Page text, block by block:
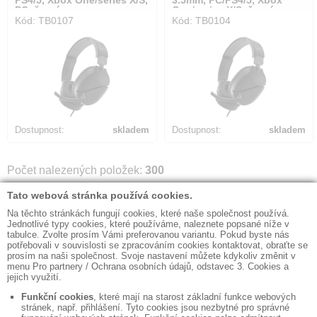
PC, černá
Kód: TB0107
Dostupnost: skladem
One/series X/S, černá
Kód: TB0104
Dostupnost: skladem
Počet nalezených položek: 300
1/5 Další
◼ Kontakty